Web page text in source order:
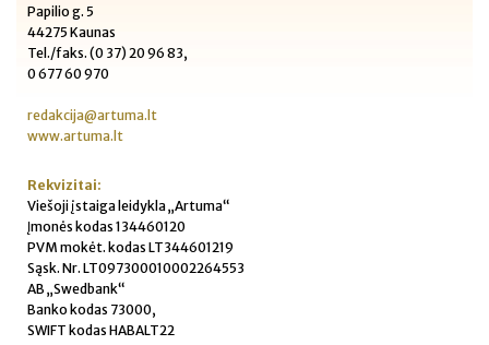
Papilio g. 5
44275 Kaunas
Tel./faks. (0 37) 20 96 83,
0 677 60 970
redakcija@artuma.lt
www.artuma.lt
Rekvizitai:
Viešoji įstaiga leidykla „Artuma“
Įmonės kodas 134460120
PVM mokėt. kodas LT344601219
Sąsk. Nr. LT097300010002264553
AB „Swedbank“
Banko kodas 73000,
SWIFT kodas HABALT22